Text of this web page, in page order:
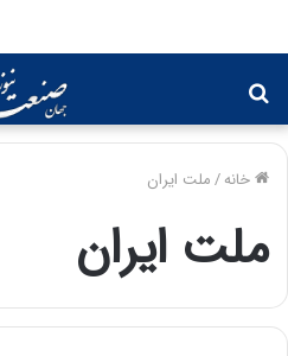
برای
خانه/ملت ایران
ملت ایران